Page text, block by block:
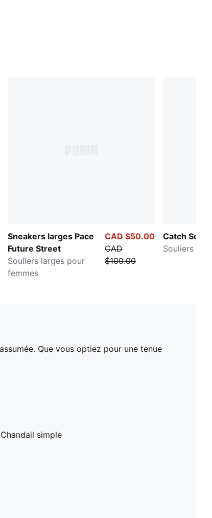
Sneakers larges Pace
Future Street
Souliers larges pour
femmes
CAD $50.00
CAD
$100.00
Catch Soleil
Souliers
Que vous optiez pour une tenue
simple